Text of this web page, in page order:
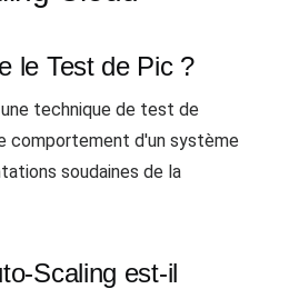
le Test de Pic ?
technique de test de
comportement d'un système
soudaines de la
Scaling est-il